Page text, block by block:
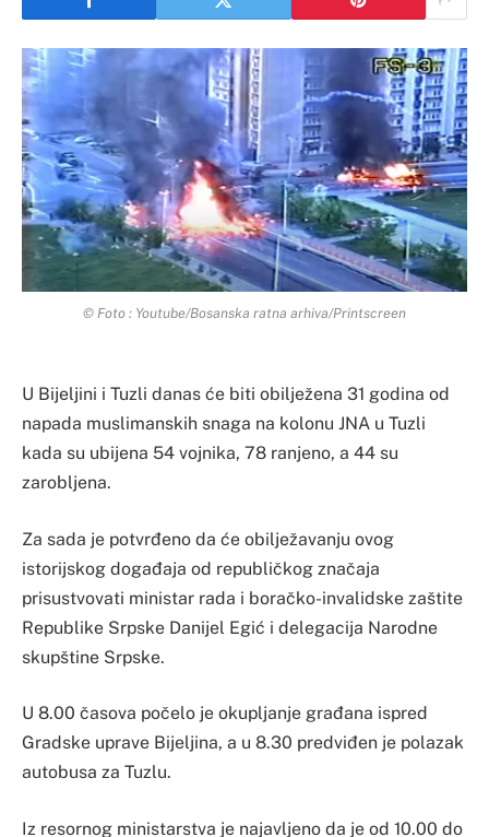
© Foto : Youtube/Bosanska ratna arhiva/Printscreen
U Bijeljini i Tuzli danas će biti obilježena 31 godina od
napada muslimanskih snaga na kolonu JNA u Tuzli
kada su ubijena 54 vojnika, 78 ranjeno, a 44 su
zarobljena.
Za sada je potvrđeno da će obilježavanju ovog
istorijskog događaja od republičkog značaja
prisustvovati ministar rada i boračko-invalidske zaštite
Republike Srpske Danijel Egić i delegacija Narodne
skupštine Srpske.
U 8.00 časova počelo je okupljanje građana ispred
Gradske uprave Bijeljina, a u 8.30 predviđen je polazak
autobusa za Tuzlu.
Iz resornog ministarstva je najavljeno da je od 10.00 do